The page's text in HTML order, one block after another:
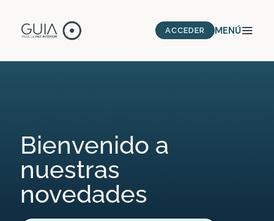
ACCEDER MENÚ
Bienvenido a
nuestras
novedades